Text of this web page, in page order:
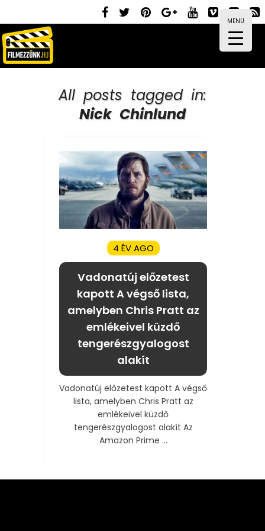
MENÜ
All posts tagged in:
Nick Chinlund
4 ÉV AGO
Vadonatúj előzetest
kapott A végső lista,
amelyben Chris Pratt az
emlékeivel küzdő
tengerészgyalogost
alakít
Vadonatúj előzetest kapott A végső
lista, amelyben Chris Pratt az
emlékeivel küzdő
tengerészgyalogost alakít Az
Amazon Prime ...